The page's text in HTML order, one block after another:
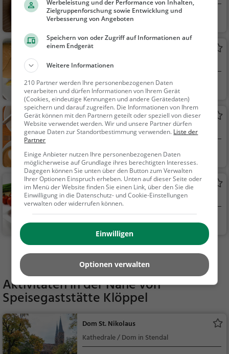
Stendal
Restaurant, Café,
ssen, Kaffee / Kuche
Hot Spot
Burger-Restaurant in Stendal
Stendal
Restaurant, Burg
er, Amerikanisch, San
dwiches, Steak Hous
e, Abendessen, Mitta
gessen
Kaffeekult
Café in Stendal
Stendal
Café, Kaffee / Kuc
hen, Frühstück, Gebä
ck / Teigwaren, Snac
ks / Getränke
Restaurant und Gelateria Italia
Italienisches Restaurant in Stendal
Stendal
Restaurant, Italie
nisch, Pizza, Europäis
ch, Mittagessen, Abe
ndessen, Vegetarisc
Mehr Gaststätten in Stendal finden
Aktivitäten in der Nähe von
Speisegaststätte Klöppel
Dom St. Nikolaus
Kathedrale / Dom in Stendal
Werbeleistung und der Performance von Inhalten,
Zielgruppenforschung sowie Entwicklung und
Verbesserung von Angeboten
Speichern von oder Zugriff auf Informationen auf
einem Endgerät
Weitere Informationen
210 Partner werden Ihre personenbezogenen Daten
verarbeiten und dürfen Informationen von Ihrem Gerät
(Cookies, eindeutige Kennungen und andere Gerätedaten)
speichern und darauf zugreifen. Die Informationen von Ihrem
Gerät können mit den Partnern geteilt oder speziell von dieser
Website verwendet werden. Wir und unsere Partner dürfen
genaue Daten zur Standortbestimmung verwenden. Liste der
Partner
Einige Anbieter nutzen Ihre personenbezogenen Daten
möglicherweise auf Grundlage ihres berechtigten Interesses.
Dagegen können Sie unten über den Button zum Verwalten
Ihrer Optionen Einspruch erheben. Unten auf dieser Seite oder
im Menü der Website finden Sie einen Link, über den Sie die
Einwilligung in die Datenschutz- und Cookie-Einstellungen
verwalten oder widerrufen können.
Einwilligen
Optionen verwalten